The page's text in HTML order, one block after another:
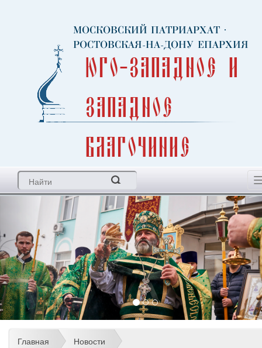
МОСКОВСКИЙ ПАТРИАРХАТ ·
РОСТОВСКАЯ-НА-ДОНУ ЕПАРХИЯ
Юго-Западное и
Западное
благочиние
Главная Новости